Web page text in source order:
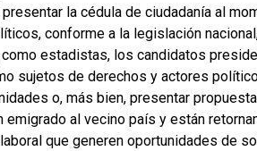
la cédula de ciudadanía al
conforme a la legislación
estadistas, los candidatos
sujetos de derechos y actores
o, más bien, presentar
al vecino país y están
que generen oportunidades de